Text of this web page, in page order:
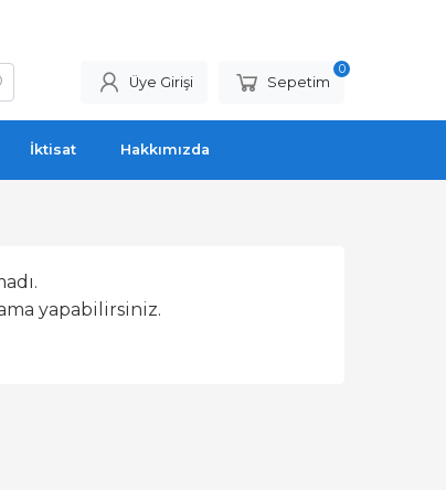
Üye Girişi Sepetim
0
İktisat Hakkımızda
yapabilirsiniz.